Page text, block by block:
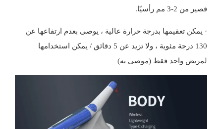
قصير من 2-3 مم رأسيًا.
· يمكن تعقيمها بدرجة حرارة عالية ، يوصى بعدم ارتفاعها عن
130 درجة مئوية ، ولا تزيد عن 5 دقائق / يمكن استخدامها
لمريض واحد فقط (موصى به)